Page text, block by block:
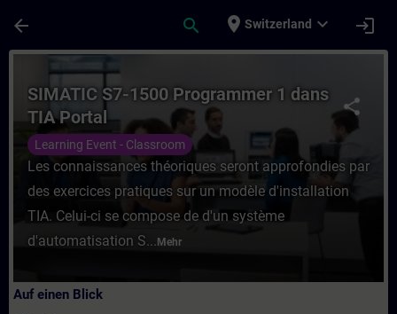
arrow_back search place Switzerland expand_more login
Kurs - SIMATIC S7-1500 Programmer 1
share
SIMATIC S7-1500 Programmer 1 dans
TIA Portal
Learning Event - Classroom
Les connaissances théoriques seront approfondies par
des exercices pratiques sur un modèle d'installation
TIA. Celui-ci se compose de d'un système
d'automatisation S... Mehr
Auf einen Blick